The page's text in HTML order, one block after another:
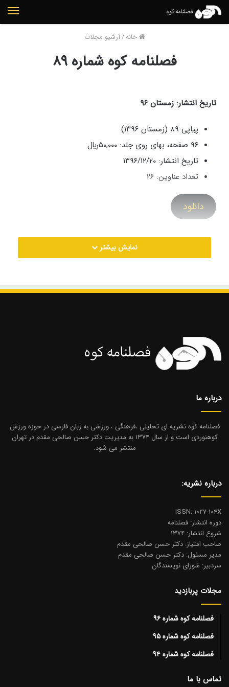
خانه /آرشیو مجلات
فصلنامه کوه شماره ۸۹
تاریخ انتشار: زمستان ۹۶
پیاپی ۸۹ (زمستان ۱۳۹۶)
۹۶ صفحه، بهای روی جلد: ۵۰,۰۰۰ريال
تاریخ انتشار: ۱۳۹۶/۱۲/۲۰
تعداد عناوین: ۲۶
دانلود
نمایش بیشتر
درباره ما
فصلنامه کوه نشریه ای تحلیلی ،فرهنگی ، ورزشی به زبان فارسی در حوزه ورزش
کوهنوردی است و از سال ۱۳۷۴ به مدیریت دکتر حسن صالحی مقدم در تهران
منتشر می شود.
درباره نشریه:
ISSN: ۱۰۲۷-۱۰۴X
دوره انتشار: فصلنامه
شروع انتشار: ۱۳۷۴
صاحب امتیاز: دکتر حسن صالحی مقدم
مدیر مسئول: دکتر حسن صالحی مقدم
سردبیر: شورای نویسندگان
مجلات پربازدید
فصلنامه کوه شماره ۹۶
فصلنامه کوه شماره ۹۵
فصلنامه کوه شماره ۹۴
تماس با ما